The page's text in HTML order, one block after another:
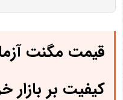
قیمت مگنت
کیفیت بر